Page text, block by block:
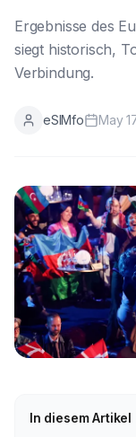
Ergebnisse des
siegt historisch,
Verbindung.
eSIMfo May
In diesem Artikel